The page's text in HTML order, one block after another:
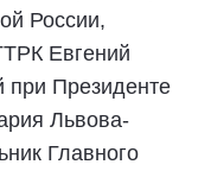
России,
Евгений
Президенте
Львова-
Главного